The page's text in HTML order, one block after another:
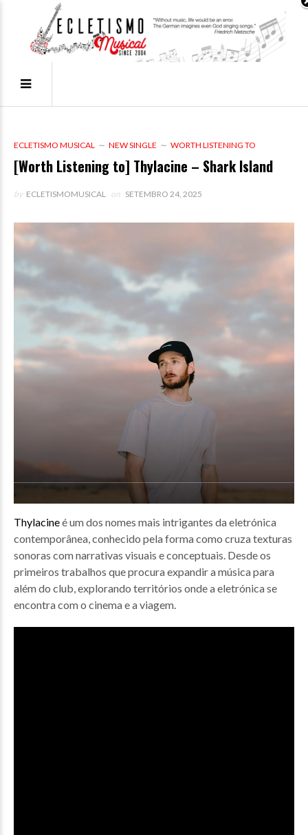
ECLETISMO MUSICAL NEW SINGLE WORTH LISTENING TO
[Worth Listening to] Thylacine – Shark Island
by ECLETISMOMUSICAL on SETEMBRO 24, 2025
Thylacineé um dos nomes mais intrigantes da eletrónica
contemporânea, conhecido pela forma como cruza texturas
sonoras com narrativas visuais e conceptuais. Desde os
primeiros trabalhos que procura expandir a música para
além do club, explorando territórios onde a eletrónica se
encontra com o cinema e a viagem.